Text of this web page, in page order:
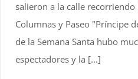
salieron a la calle recorriendo
Columnas y Paseo "Príncipe
de la Semana Santa hubo
espectadores y la [...]